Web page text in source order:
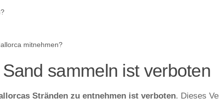
mitnehmen?
sammeln ist verboten
Stränden zu entnehmen ist verboten. Dieses